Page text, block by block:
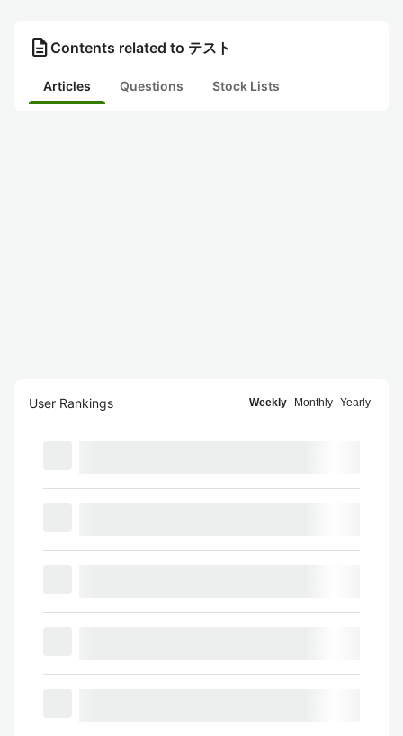
description Contents related to テスト
Articles Questions Stock Lists
User Rankings Weekly Monthly Yearly